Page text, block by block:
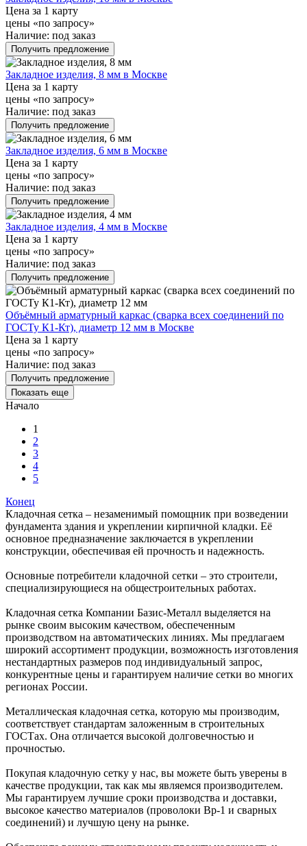
Цена за 1 карту
цены «по запросу»
Наличие: под заказ
Получить предложение
Закладное изделия, 8 мм в Москве
Цена за 1 карту
цены «по запросу»
Наличие: под заказ
Получить предложение
Закладное изделия, 6 мм в Москве
Цена за 1 карту
цены «по запросу»
Наличие: под заказ
Получить предложение
Закладное изделия, 4 мм в Москве
Цена за 1 карту
цены «по запросу»
Наличие: под заказ
Получить предложение
Объёмный арматурный каркас (сварка всех соединений по
ГОСТу К1-Кт), диаметр 12 мм в Москве
Цена за 1 карту
цены «по запросу»
Наличие: под заказ
Получить предложение
Показать еще
Начало
1
2
3
4
5
Конец
Кладочная сетка – незаменимый помощник при возведении
фундамента здания и укреплении кирпичной кладки. Её
основное предназначение заключается в укреплении
конструкции, обеспечивая ей прочность и надежность.
Основные потребители кладочной сетки – это строители,
специализирующиеся на общестроительных работах.
Кладочная сетка Компании Базис-Металл выделяется на
рынке своим высоким качеством, обеспеченным
производством на автоматических линиях. Мы предлагаем
широкий ассортимент продукции, возможность изготовления
нестандартных размеров под индивидуальный запрос,
конкурентные цены и гарантируем наличие сетки во многих
регионах России.
Металлическая кладочная сетка, которую мы производим,
соответствует стандартам заложенным в строительных
ГОСТах. Она отличается высокой долговечностью и
прочностью.
Покупая кладочную сетку у нас, вы можете быть уверены в
качестве продукции, так как мы являемся производителем.
Мы гарантируем лучшие сроки производства и доставки,
высокое качество материалов (проволоки Вр-1 и сварных
соединений) и лучшую цену на рынке.